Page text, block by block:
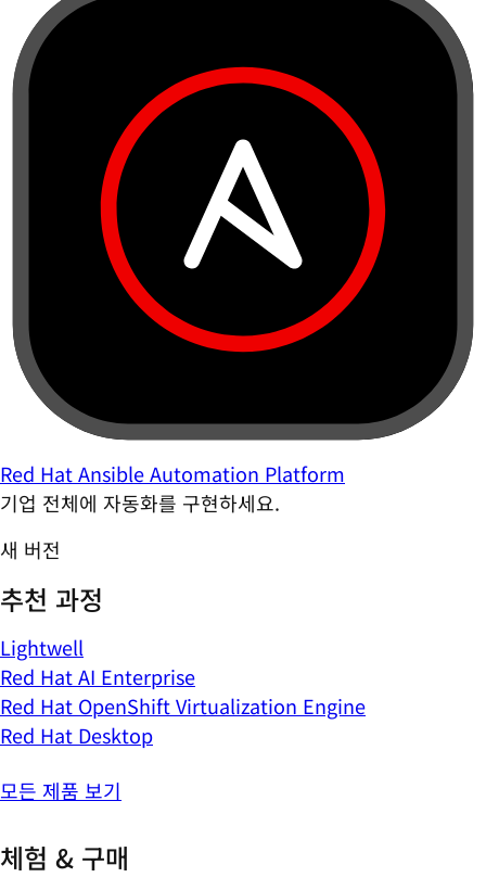
Red Hat Ansible Automation Platform
기업 전체에 자동화를 구현하세요.
새 버전
추천 과정
Lightwell
Red Hat AI Enterprise
Red Hat OpenShift Virtualization Engine
Red Hat Desktop
모든 제품 보기
체험 & 구매